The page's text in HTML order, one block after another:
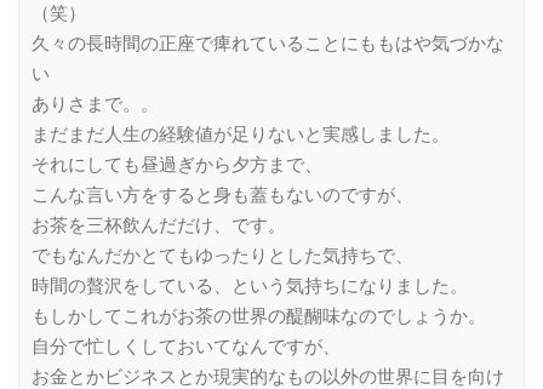
（笑）
久々の長時間の正座で痺れていることにももはや気づかな
い
ありさまで。。
まだまだ人生の経験値が足りないと実感しました。
それにしても昼過ぎから夕方まで、
こんな言い方をすると身も蓋もないのですが、
お茶を三杯飲んだだけ、です。
でもなんだかとてもゆったりとした気持ちで、
時間の贅沢をしている、という気持ちになりました。
もしかしてこれがお茶の世界の醍醐味なのでしょうか。
自分で忙しくしておいてなんですが、
お金とかビジネスとか現実的なもの以外の世界に目を向け